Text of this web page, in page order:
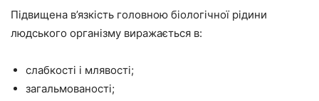
Підвищена в’язкість головною біологічної рідини
людського організму виражається в:
слабкості і млявості;
загальмованості;